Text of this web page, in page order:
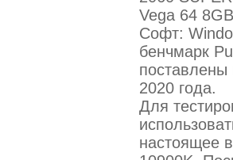
Vega 64
Софт:
бенчмарк
2020 года.
Для
настоящее